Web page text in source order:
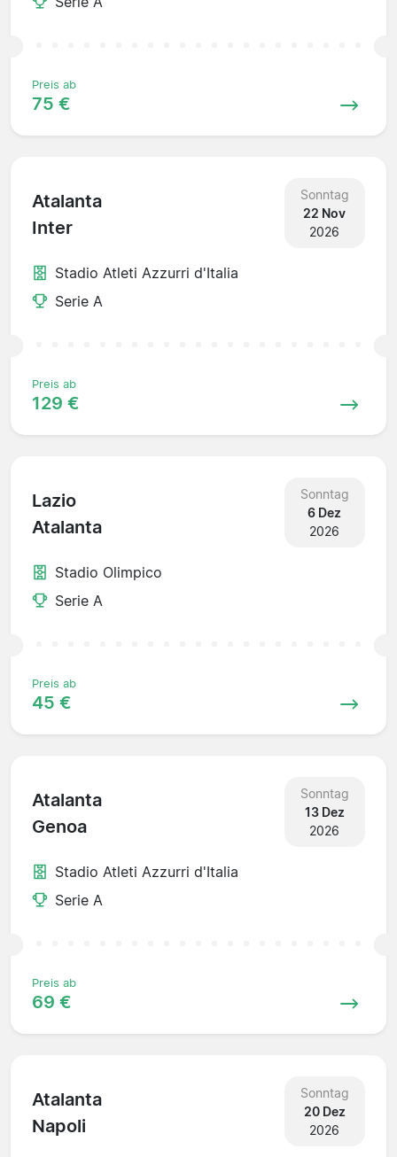
Preis ab
75 €
Atalanta
Inter
Sonntag
22 Nov
2026
Stadio Atleti Azzurri d'Italia
Serie A
Preis ab
129 €
Lazio
Atalanta
Sonntag
6 Dez
2026
Stadio Olimpico
Serie A
Preis ab
45 €
Atalanta
Genoa
Sonntag
13 Dez
2026
Stadio Atleti Azzurri d'Italia
Serie A
Preis ab
69 €
Atalanta
Napoli
Sonntag
20 Dez
2026